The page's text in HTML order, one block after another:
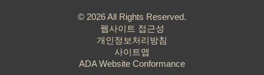
© 2026 All Rights Reserved.
웹사이트 접근성
개인정보처리방침
사이트맵
ADA Website Conformance